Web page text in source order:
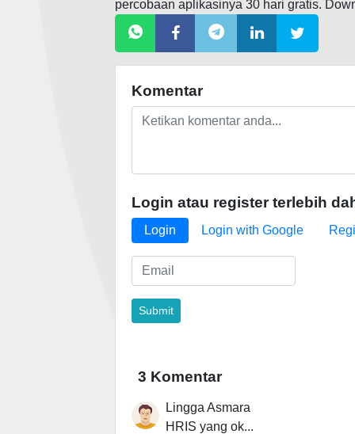
percobaan aplikasinya 30 hari gratis.
Komentar
Login atau register terlebih
Login Login with Google
3 Komentar
Lingga Asmara
HRIS yang ok...